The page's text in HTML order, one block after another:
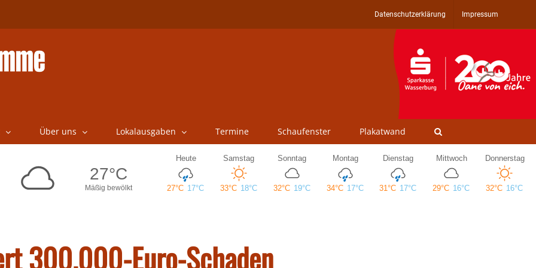
Datenschutzerklärung Impressum
Über uns Lokalausgaben Termine Schaufenster Plakatwand
300.000-Euro-Schaden